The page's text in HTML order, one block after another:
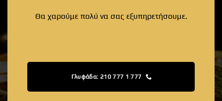
Θα χαρούμε πολύ να σας εξυπηρετήσουμε.
Γλυφάδα: 210 777 1 777